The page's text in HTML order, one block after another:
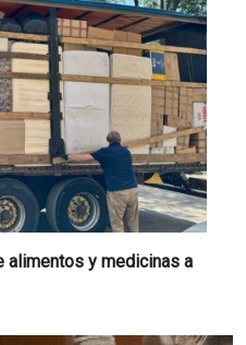
alimentos y medicinas a